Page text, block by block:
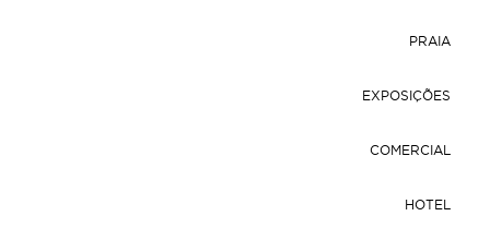
PRAIA
EXPOSIÇÕES
COMERCIAL
HOTEL